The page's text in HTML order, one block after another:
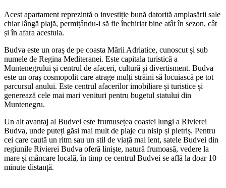
Acest apartament reprezintă o investiție bună datorită amplasării sale
chiar lângă plajă, permițându-i să fie închiriat bine atât în sezon, cât
și în afara acestuia.
Budva este un oraș de pe coasta Mării Adriatice, cunoscut și sub
numele de Regina Mediteranei. Este capitala turistică a
Muntenegrului și centrul de afaceri, cultură și divertisment. Budva
este un oraș cosmopolit care atrage mulți străini să locuiască pe tot
parcursul anului. Este centrul afacerilor imobiliare și turistice și
generează cele mai mari venituri pentru bugetul statului din
Muntenegru.
Un alt avantaj al Budvei este frumusețea coastei lungi a Rivierei
Budva, unde puteți găsi mai mult de plaje cu nisip și pietriș. Pentru
cei care caută un ritm sau un stil de viață mai lent, satele Budvei din
regiunile Rivierei Budva oferă liniște, natură frumoasă, vedere la
mare și mâncare locală, în timp ce centrul Budvei se află la doar 10
minute distanță.